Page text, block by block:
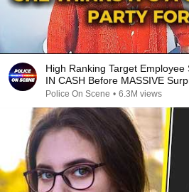
High Ranking Target Employee
IN CASH Before MASSIVE
Police On Scene • 6.3M views